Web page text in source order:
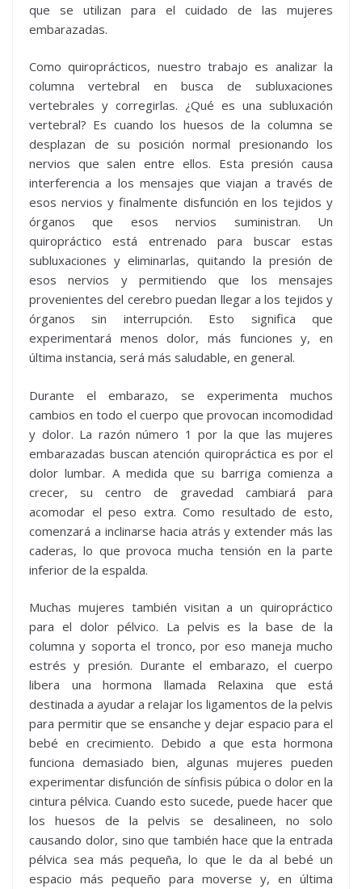
que se utilizan para el cuidado de las mujeres
embarazadas.
Como quiroprácticos, nuestro trabajo es analizar la
columna vertebral en busca de subluxaciones
vertebrales y corregirlas. ¿Qué es una subluxación
vertebral? Es cuando los huesos de la columna se
desplazan de su posición normal presionando los
nervios que salen entre ellos. Esta presión causa
interferencia a los mensajes que viajan a través de
esos nervios y finalmente disfunción en los tejidos y
órganos que esos nervios suministran. Un
quiropráctico está entrenado para buscar estas
subluxaciones y eliminarlas, quitando la presión de
esos nervios y permitiendo que los mensajes
provenientes del cerebro puedan llegar a los tejidos y
órganos sin interrupción. Esto significa que
experimentará menos dolor, más funciones y, en
última instancia, será más saludable, en general.
Durante el embarazo, se experimenta muchos
cambios en todo el cuerpo que provocan incomodidad
y dolor. La razón número 1 por la que las mujeres
embarazadas buscan atención quiropráctica es por el
dolor lumbar. A medida que su barriga comienza a
crecer, su centro de gravedad cambiará para
acomodar el peso extra. Como resultado de esto,
comenzará a inclinarse hacia atrás y extender más las
caderas, lo que provoca mucha tensión en la parte
inferior de la espalda.
Muchas mujeres también visitan a un quiropráctico
para el dolor pélvico. La pelvis es la base de la
columna y soporta el tronco, por eso maneja mucho
estrés y presión. Durante el embarazo, el cuerpo
libera una hormona llamada Relaxina que está
destinada a ayudar a relajar los ligamentos de la pelvis
para permitir que se ensanche y dejar espacio para el
bebé en crecimiento. Debido a que esta hormona
funciona demasiado bien, algunas mujeres pueden
experimentar disfunción de sínfisis púbica o dolor en la
cintura pélvica. Cuando esto sucede, puede hacer que
los huesos de la pelvis se desalineen, no solo
causando dolor, sino que también hace que la entrada
pélvica sea más pequeña, lo que le da al bebé un
espacio más pequeño para moverse y, en última